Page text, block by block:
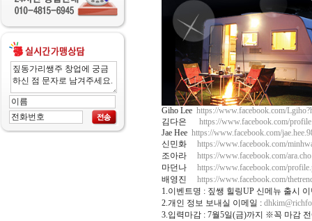
Giho Lee https://www.facebook.com/
김다은 https://www.facebook.com/
Jae Hee https://www.facebook.com/
신민화 https://www.facebook.com/
조아라 https://www.facebook.com/
마던나 https://www.facebook.com/
배영진 https://www.facebook.com/
1.이벤트명 : 짚쌩 힐링UP 신메뉴 출시
2.개인 정보 보내실 이메일 :
3.입력마감 : 7월5일(금)까지 ※꼭 마감